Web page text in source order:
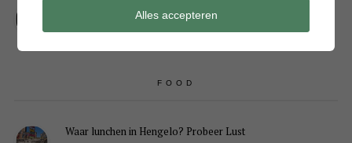
Sneeuwpopkrans maken om bij de voordeur te hangen
FOOD
Waar lunchen in Hengelo? Probeer Lust
Alles accepteren